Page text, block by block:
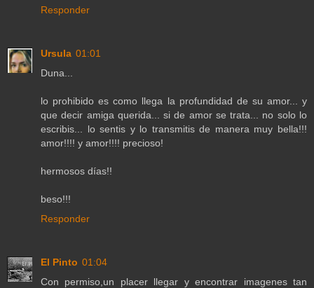
Responder
Ursula 01:01
Duna...
lo prohibido es como llega la profundidad de su amor... y
que decir amiga querida... si de amor se trata... no solo lo
escribis... lo sentis y lo transmitis de manera muy bella!!!
amor!!!! y amor!!!! precioso!
hermosos días!!
beso!!!
Responder
El Pinto 01:04
Con permiso,un placer llegar y encontrar imagenes tan